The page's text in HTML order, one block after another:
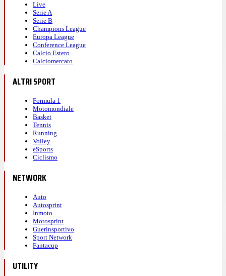
Live
Serie A
Serie B
Champions League
Europa League
Conference League
Calcio Estero
Calciomercato
ALTRI SPORT
Formula 1
Motomondiale
Basket
Tennis
Running
Volley
eSports
Ciclismo
NETWORK
Auto
Autosprint
Inmoto
Motosprint
Guerinsportivo
Sport Network
Fantacup
UTILITY